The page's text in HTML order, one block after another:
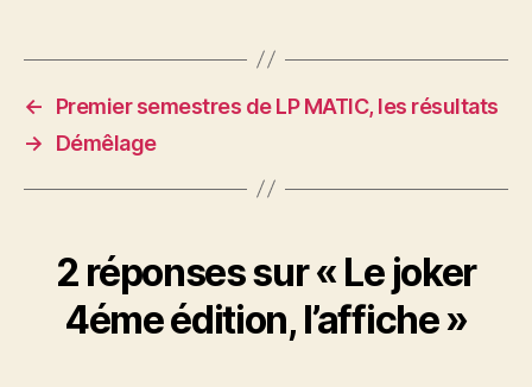
←
Premier semestres de LP MATIC, les résultats
→
Démêlage
2 réponses sur « Le joker
4éme édition, l’affiche »